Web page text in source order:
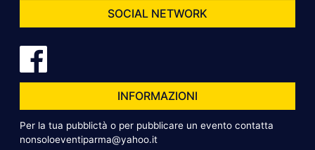
SOCIAL NETWORK
INFORMAZIONI
Per la tua pubblictà o per pubblicare un evento contatta
nonsoloeventiparma@yahoo.it